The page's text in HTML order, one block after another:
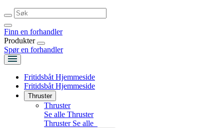
Finn en forhandler
Produkter
Spør en forhandler
Fritidsbåt Hjemmeside
Fritidsbåt Hjemmeside
Thruster
Thruster
Se alle Thruster
Thruster Se alle